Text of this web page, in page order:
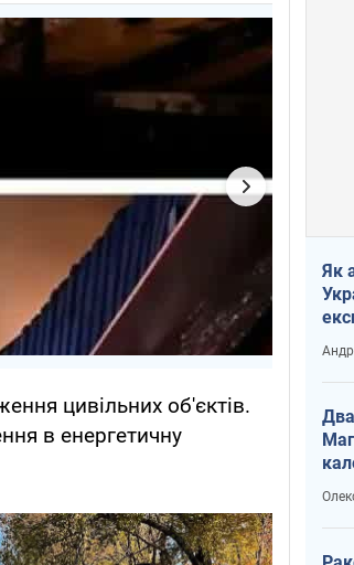
цивільних об'єктів.
в енергетичну
Як